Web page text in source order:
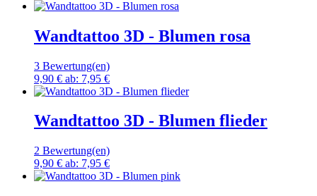
Wandtattoo 3D - Blumen rosa
3 Bewertung(en)
9,90 € ab: 7,95 €
Wandtattoo 3D - Blumen flieder
2 Bewertung(en)
9,90 € ab: 7,95 €